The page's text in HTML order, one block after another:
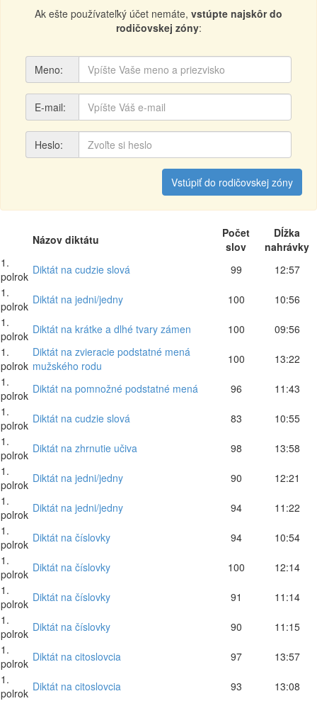
Ak ešte používateľký účet nemáte, vstúpte najskôr do
rodičovskej zóny:
Meno:
E-mail:
Heslo:
Vstúpiť do rodičovskej zóny
Názov diktátu
Počet
slov
Dĺžka
nahrávky
1.
polrok Diktát na cudzie slová 99
12:57
1.
polrok Diktát na jedni/jedny 100
10:56
1.
polrok Diktát na krátke a dlhé tvary zámen 100
09:56
1.
polrok
Diktát na zvieracie podstatné mená
mužského rodu
100
13:22
1.
polrok Diktát na pomnožné podstatné mená 96
11:43
1.
polrok Diktát na cudzie slová 83
10:55
1.
polrok Diktát na zhrnutie učiva 98
13:58
1.
polrok Diktát na jedni/jedny 90
12:21
1.
polrok Diktát na jedni/jedny 94
11:22
1.
polrok Diktát na číslovky 94
10:54
1.
polrok Diktát na číslovky 100
12:14
1.
polrok Diktát na číslovky 91
11:14
1.
polrok Diktát na číslovky 90
11:15
1.
polrok Diktát na citoslovcia 97
13:57
1.
polrok Diktát na citoslovcia 93
13:08